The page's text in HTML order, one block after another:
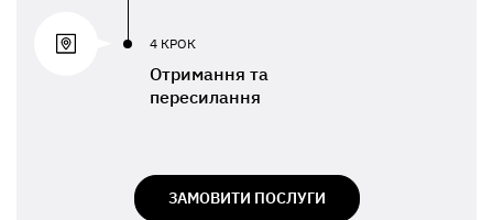
4 КРОК
Отримання та
пересилання
ЗАМОВИТИ ПОСЛУГИ